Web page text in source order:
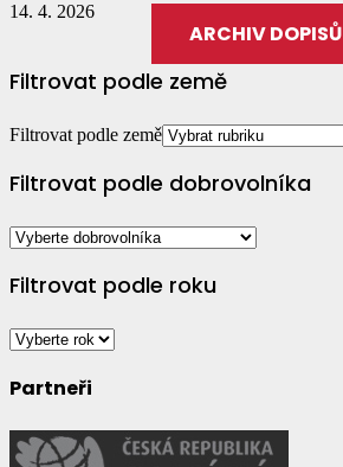
14. 4. 2026
ARCHIV DOPISŮ
Filtrovat podle země
Filtrovat podle země
Filtrovat podle dobrovolníka
Filtrovat podle roku
Partneři